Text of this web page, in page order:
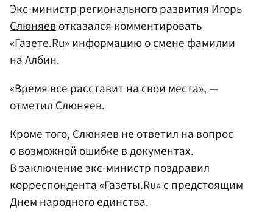
Экс-министр регионального развития Игорь
Слюняевотказался комментировать
«Газете.Ru» информацию о смене фамилии
на Албин.
«Время все расставит на свои места», —
отметил Слюняев.
Кроме того, Слюняев не ответил на вопрос
о возможной ошибке в документах.
В заключение экс-министр поздравил
корреспондента «Газеты.Ru» с предстоящим
Днем народного единства.